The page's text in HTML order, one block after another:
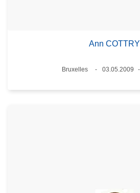
Ann COTTRY
Lieux
Bruxelles
03.05.2009